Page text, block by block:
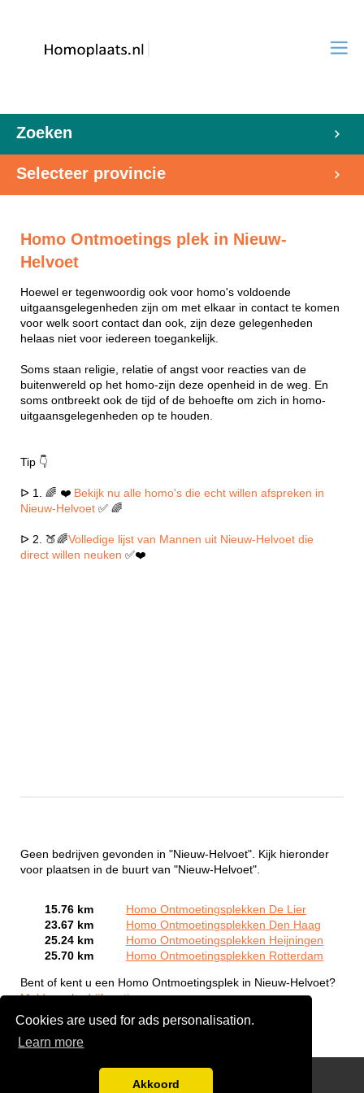
Cookies are used for ads personalisation.
Learn more
Akkoord
Zoeken
Selecteer provincie
Homo Ontmoetings plek in Nieuw-
Helvoet
Hoewel er tegenwoordig ook voor homo's voldoende
uitgaansgelegenheden zijn om met elkaar in contact te komen
voor welk soort contact dan ook, zijn deze gelegenheden
helaas niet voor iedereen toegankelijk.
Soms staan religie, relatie of angst voor reacties van de
buitenwereld op het homo-zijn deze openheid in de weg. En
soms ontbreekt ook de tijd of de behoefte om zich in homo-
uitgaansgelegenheden op te houden.
Tip 👇
ᐅ 1. 🌈 ❤️ Bekijk nu alle homo's die echt willen afspreken in
Nieuw-Helvoet ✅ 🌈
ᐅ 2. 🍑🌈Volledige lijst van Mannen uit Nieuw-Helvoet die
direct willen neuken ✅❤️
Geen bedrijven gevonden in "Nieuw-Helvoet". Kijk hieronder
voor plaatsen in de buurt van "Nieuw-Helvoet".
15.76 km
Homo Ontmoetingsplekken De Lier
23.67 km
Homo Ontmoetingsplekken Den Haag
25.24 km
Homo Ontmoetingsplekken Heijningen
25.70 km
Homo Ontmoetingsplekken Rotterdam
Bent of kent u een Homo Ontmoetingsplek in Nieuw-Helvoet?
Meld een bedrijf gratis aan